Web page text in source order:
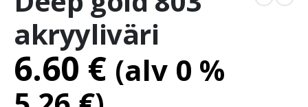
akryyliväri
6.60 € (alv 0 %